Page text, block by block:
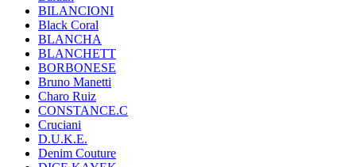
BILANCIONI
Black Coral
BLANCHA
BLANCHETT
BORBONESE
Bruno Manetti
Charo Ruiz
CONSTANCE.C
Cruciani
D.U.K.E.
Denim Couture